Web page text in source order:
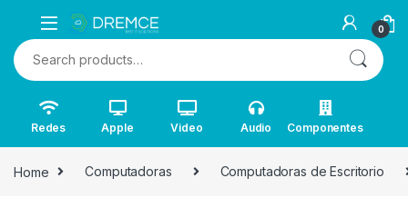
0
Search for:
Redes Apple Video Audio Componentes
Home Computadoras Computadoras de Escritorio